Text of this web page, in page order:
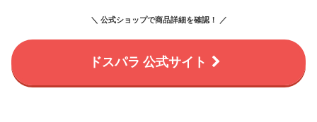
＼ 公式ショップで商品詳細を確認！ ／
ドスパラ 公式サイト